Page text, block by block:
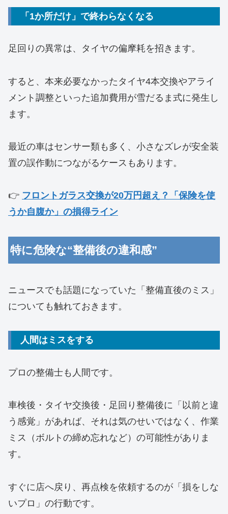
「1か所だけ」で終わらなくなる
足回りの異常は、タイヤの偏摩耗を招きます。
すると、本来必要なかったタイヤ4本交換やアライ
メント調整といった追加費用が雪だるま式に発生し
ます。
最近の車はセンサー類も多く、小さなズレが安全装
置の誤作動につながるケースもあります。
👉 フロントガラス交換が20万円超え？「保険を使
うか自腹か」の損得ライン
特に危険な“整備後の違和感”
ニュースでも話題になっていた「整備直後のミス」
についても触れておきます。
人間はミスをする
プロの整備士も人間です。
車検後・タイヤ交換後・足回り整備後に「以前と違
う感覚」があれば、それは気のせいではなく、作業
ミス（ボルトの締め忘れなど）の可能性がありま
す。
すぐに店へ戻り、再点検を依頼するのが「損をしな
いプロ」の行動です。